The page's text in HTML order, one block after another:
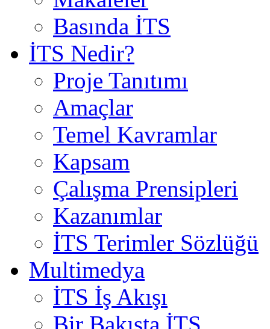
Basında İTS
İTS Nedir?
Proje Tanıtımı
Amaçlar
Temel Kavramlar
Kapsam
Çalışma Prensipleri
Kazanımlar
İTS Terimler Sözlüğü
Multimedya
İTS İş Akışı
Bir Bakışta İTS